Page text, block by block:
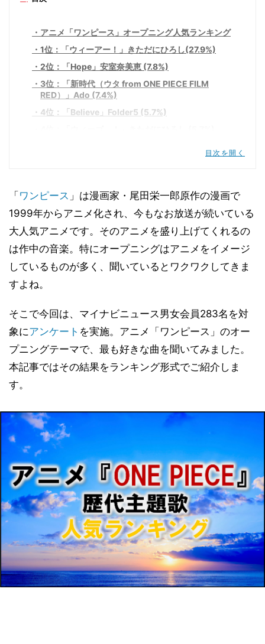
アニメ「ワンピース」オープニング人気ランキング
1位：「ウィーアー！」きただにひろし(27.9%)
2位：「Hope」安室奈美恵 (7.8%)
3位：「新時代（ウタ from ONE PIECE FILM
RED）」Ado (7.4%)
4位：「Believe」Folder5 (5.7%)
8位：「Fight Together」安室奈美恵 (3.5％)
9位：「ウィーアー！～10周年Ver.～」東方神起
(3.2％)
9位：「Share The World」東方神起 (3.2％)
まとめ
目次を開く
「 ワンピース 」は漫画家・尾田栄一郎原作の漫画で
1999年からアニメ化され、今もなお放送が続いている
大人気アニメです。そのアニメを盛り上げてくれるの
は作中の音楽。特にオープニングはアニメをイメージ
しているものが多く、聞いているとワクワクしてきま
すよね。
そこで今回は、マイナビニュース男女会員283名を対
象にアンケート を実施。アニメ「ワンピース」のオー
プニングテーマで、最も好きな曲を聞いてみました。
本記事ではその結果をランキング形式でご紹介しま
す。